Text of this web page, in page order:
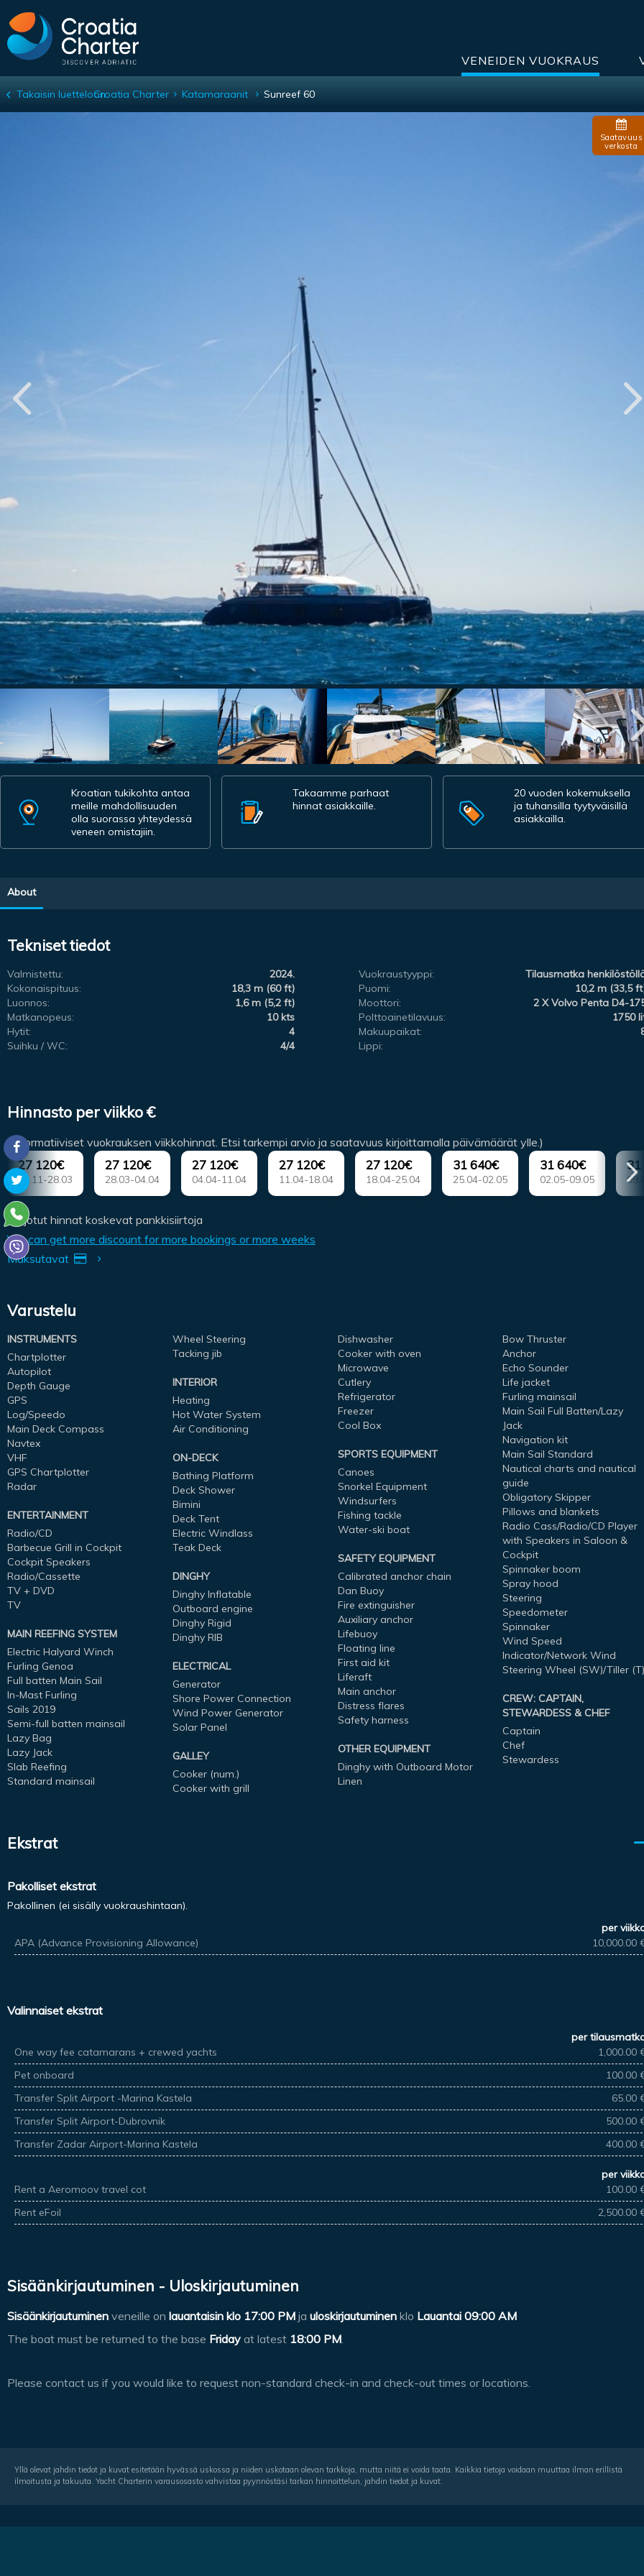
VENEIDEN VUOKRAUS
Sunreef 60
Takaisin luetteloonCroatia Charter Katamaraanit Sunreef 60
Saatavuus
verkosta
Kroatian tukikohta antaa
meille mahdollisuuden
olla suorassa yhteydessä
veneen omistajiin.
Takaamme parhaat
hinnat asiakkaille.
20 vuoden kokemuksella
ja tuhansilla tyytyväisillä
asiakkailla.
About
Tekniset tiedot
Valmistettu: 2024. Vuokraustyyppi:
Tilausmatka
Kokonaispituus:
18,3 m (60 ft) Puomi:
10,2 m (33,5
Luonnos:
1,6 m (5,2 ft) Moottori:
2 X Volvo Penta D4-
Matkanopeus:
10 kts Polttoainetilavuus:
1750
Hytit:
4 Makuupaikat:
Suihku / WC:
4/4 Lippi:
Hinnasto per viikko €
(Informatiiviset vuokrauksen viikkohinnat. Etsi tarkempi arvio ja saatavuus kirjoittamalla päivämäärät ylle.)
27 120€
01.11-28.03
27 120€
28.03-04.04
27 120€
04.04-11.04
27 120€
11.04-18.04
27 120€
18.04-25.04
31 640€
25.04-02.05
31 640€
02.05-09.05
31
Tarjotut hinnat koskevat pankkisiirtoja
You can get more discount for more bookings or more weeks
Maksutavat
Varustelu
INSTRUMENTS
Chartplotter
Autopilot
Depth Gauge
GPS
Log/Speedo
Main Deck Compass
Navtex
VHF
GPS Chartplotter
Radar
ENTERTAINMENT
Radio/CD
Barbecue Grill in Cockpit
Cockpit Speakers
Radio/Cassette
TV + DVD
TV
MAIN REEFING SYSTEM
Electric Halyard Winch
Furling Genoa
Full batten Main Sail
In-Mast Furling
Sails 2019
Semi-full batten mainsail
Lazy Bag
Lazy Jack
Slab Reefing
Standard mainsail
Wheel Steering
Tacking jib
INTERIOR
Heating
Hot Water System
Air Conditioning
ON-DECK
Bathing Platform
Deck Shower
Bimini
Deck Tent
Electric Windlass
Teak Deck
DINGHY
Dinghy Inflatable
Outboard engine
Dinghy Rigid
Dinghy RIB
ELECTRICAL
Generator
Shore Power Connection
Wind Power Generator
Solar Panel
GALLEY
Cooker (num.)
Cooker with grill
Dishwasher
Cooker with oven
Microwave
Cutlery
Refrigerator
Freezer
Cool Box
SPORTS EQUIPMENT
Canoes
Snorkel Equipment
Windsurfers
Fishing tackle
Water-ski boat
SAFETY EQUIPMENT
Calibrated anchor chain
Dan Buoy
Fire extinguisher
Auxiliary anchor
Lifebuoy
Floating line
First aid kit
Liferaft
Main anchor
Distress flares
Safety harness
OTHER EQUIPMENT
Dinghy with Outboard Motor
Linen
Bow Thruster
Anchor
Echo Sounder
Life jacket
Furling mainsail
Main Sail Full Batten/Lazy
Jack
Navigation kit
Main Sail Standard
Nautical charts and nautical
guide
Obligatory Skipper
Pillows and blankets
Radio Cass/Radio/CD Player
with Speakers in Saloon &
Cockpit
Spinnaker boom
Spray hood
Steering
Speedometer
Spinnaker
Wind Speed
Indicator/Network Wind
Steering Wheel (SW)/Tiller
CREW: CAPTAIN,
STEWARDESS & CHEF
Captain
Chef
Stewardess
Ekstrat
Pakolliset ekstrat
Pakollinen (ei sisälly vuokraushintaan).
per
APA (Advance Provisioning Allowance)
10,000.00
Valinnaiset ekstrat
per
One way fee catamarans + crewed yachts
1,000.00
Pet onboard
100.00
Transfer Split Airport -Marina Kastela
65.00
Transfer Split Airport-Dubrovnik
500.00
Transfer Zadar Airport-Marina Kastela
400.00
per
Rent a Aeromoov travel cot
100.00
Rent eFoil
2,500.00
Sisäänkirjautuminen - Uloskirjautuminen
Sisäänkirjautuminen veneille on lauantaisin klo 17:00 PM ja uloskirjautuminen klo Lauantai 09:00 AM
The boat must be returned to the base Friday at latest 18:00 PM.
Please contact us if you would like to request non-standard check-in and check-out times or locations.
Yllä olevat jahdin tiedot ja kuvat esitetään hyvässä uskossa ja niiden uskotaan olevan tarkkoja, mutta niitä ei voida taata. Kaikkia tietoja voidaan muuttaa ilman erillistä
ilmoitusta ja takuuta. Yacht Charterin varausosasto vahvistaa pyynnöstäsi tarkan hinnoittelun, jahdin tiedot ja kuvat.